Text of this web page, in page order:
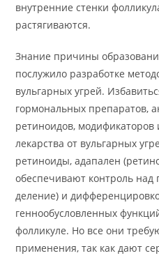
внутренние стенки
растягиваются.
Знание причины
послужило разработке
вульгарных угрей.
гормональных препаратов,
ретиноидов,
лекарства от вульгарных
ретиноиды, адапален
обеспечивают контроль
деление) и
геннообусловленных
фолликуле. Но все они
применения, так как дают